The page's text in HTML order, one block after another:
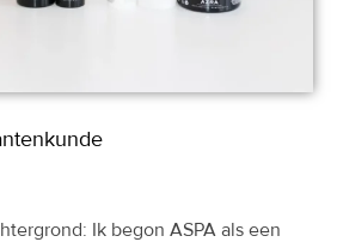
Ik begon ASPA als een